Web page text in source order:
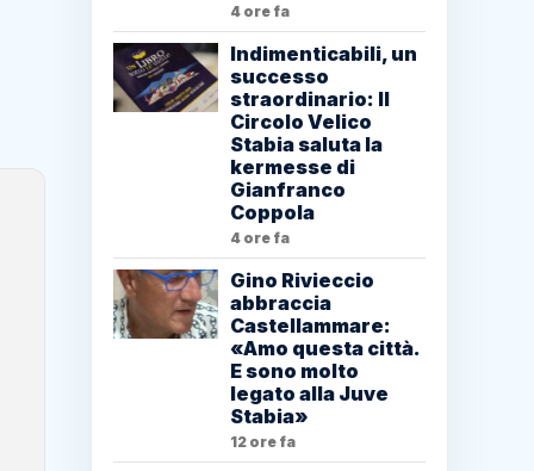
4 ore fa
Indimenticabili, un
successo
straordinario: Il
Circolo Velico
Stabia saluta la
kermesse di
Gianfranco
Coppola
4 ore fa
Gino Rivieccio
abbraccia
Castellammare:
«Amo questa città.
E sono molto
legato alla Juve
Stabia»
12 ore fa